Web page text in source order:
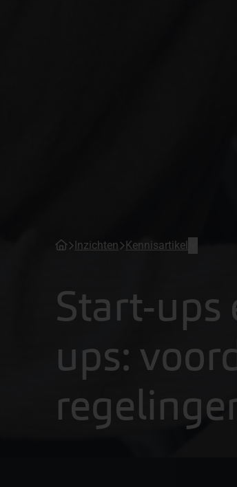
Inzichten Kennisartikel
Start-ups
ups: